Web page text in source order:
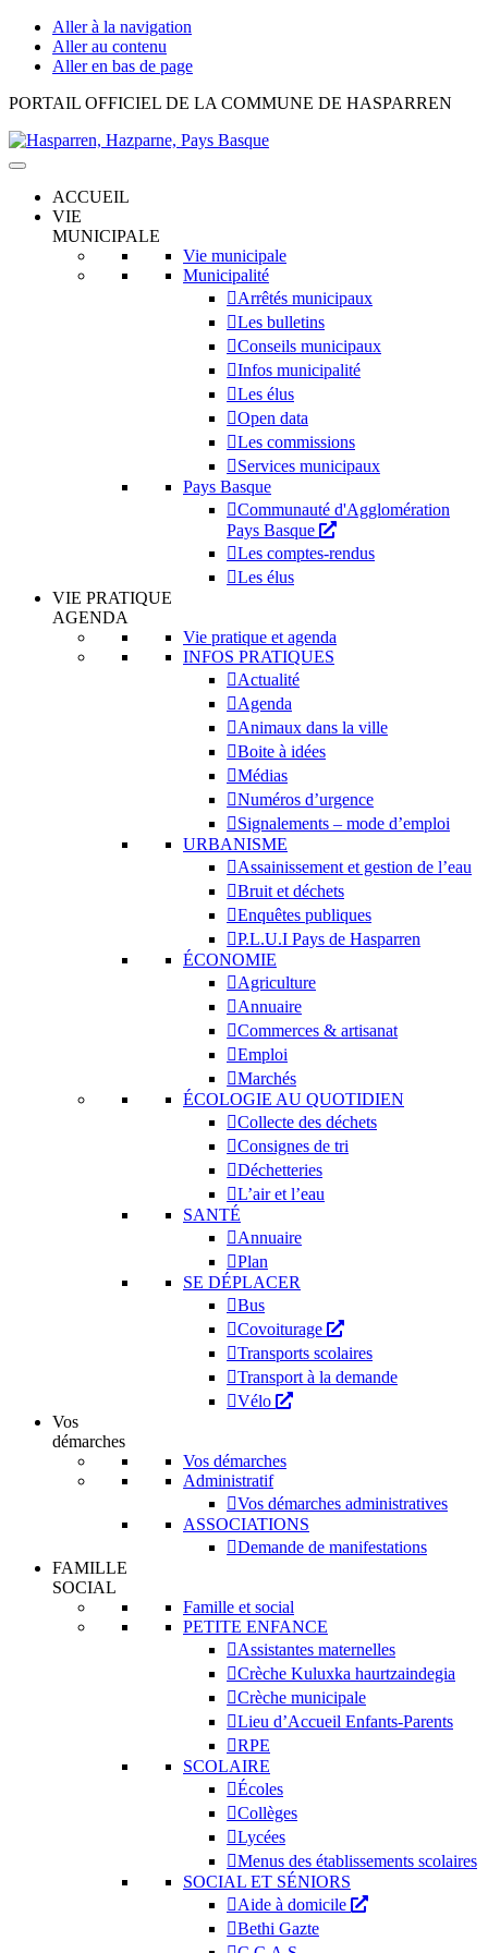
Aller à la navigation
Aller au contenu
Aller en bas de page
Hasparren,
Pays
Basque
PORTAIL OFFICIEL DE LA COMMUNE DE HASPARREN
ACCUEIL
VIE
MUNICIPALE
Vie municipale
Municipalité
Arrêtés municipaux
Les bulletins
Conseils municipaux
Infos municipalité
Les élus
Open data
Les commissions
Services municipaux
Pays Basque
Communauté d'Agglomération
Pays Basque
Les comptes-rendus
Les élus
VIE PRATIQUE
AGENDA
Vie pratique et agenda
INFOS PRATIQUES
Actualité
Agenda
Animaux dans la ville
Boite à idées
Médias
Numéros d’urgence
Signalements – mode d’emploi
URBANISME
Assainissement et gestion de l’eau
Bruit et déchets
Enquêtes publiques
P.L.U.I Pays de Hasparren
ÉCONOMIE
Agriculture
Annuaire
Commerces & artisanat
Emploi
Marchés
ÉCOLOGIE AU QUOTIDIEN
Collecte des déchets
Consignes de tri
Déchetteries
L’air et l’eau
SANTÉ
Annuaire
Plan
SE DÉPLACER
Bus
Covoiturage
Transports scolaires
Transport à la demande
Vélo
Vos
démarches
Vos démarches
Administratif
Vos démarches administratives
ASSOCIATIONS
Demande de manifestations
FAMILLE
SOCIAL
Famille et social
PETITE ENFANCE
Assistantes maternelles
Crèche Kuluxka haurtzaindegia
Crèche municipale
Lieu d’Accueil Enfants-Parents
RPE
SCOLAIRE
Écoles
Collèges
Lycées
Menus des établissements scolaires
SOCIAL ET SÉNIORS
Aide à domicile
Bethi Gazte